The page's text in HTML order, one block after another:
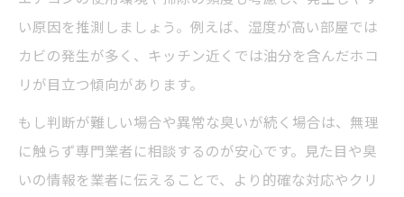
い原因を推測しましょう。例えば、湿度が高い部屋では
カビの発生が多く、キッチン近くでは油分を含んだホコ
リが目立つ傾向があります。
もし判断が難しい場合や異常な臭いが続く場合は、無理
に触らず専門業者に相談するのが安心です。見た目や臭
いの情報を業者に伝えることで、より的確な対応やクリ